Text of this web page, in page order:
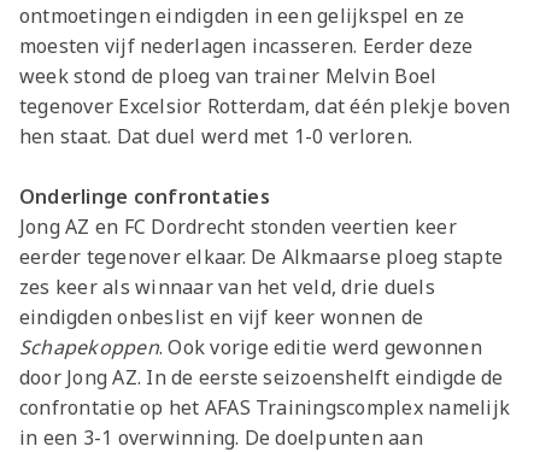
ontmoetingen eindigden in een gelijkspel en ze
moesten vijf nederlagen incasseren. Eerder deze
week stond de ploeg van trainer Melvin Boel
tegenover Excelsior Rotterdam, dat één plekje boven
hen staat. Dat duel werd met 1-0 verloren.
Onderlinge confrontaties
Jong AZ en FC Dordrecht stonden veertien keer
eerder tegenover elkaar. De Alkmaarse ploeg stapte
zes keer als winnaar van het veld, drie duels
eindigden onbeslist en vijf keer wonnen de
Schapekoppen. Ook vorige editie werd gewonnen
door Jong AZ. In de eerste seizoenshelft eindigde de
confrontatie op het AFAS Trainingscomplex namelijk
in een 3-1 overwinning. De doelpunten aan